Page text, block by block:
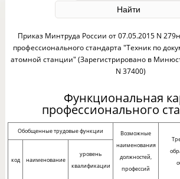
Приказ Минтруда России от 07.05.2015 N
профессионального стандарта "Техник по
атомной станции" (Зарегистрировано в
N 37400)
Функциональная
профессионального
Обобщенные трудовые функции
Возможные
наименования
должностей,
профессий
код наименование
уровень
квалификации